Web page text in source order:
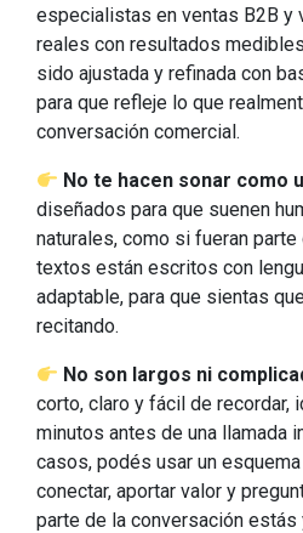
especialistas en ventas B2B y
reales con resultados
sido ajustada y refinada con
para que refleje lo que
conversación comercial.
No te hacen sonar como
diseñados para que suenen
naturales, como si fueran
textos están escritos con
adaptable, para que sientas
recitando.
No son largos ni
corto, claro y fácil de recordar,
minutos antes de una llamada
casos, podés usar un
conectar, aportar valor y
parte de la conversación